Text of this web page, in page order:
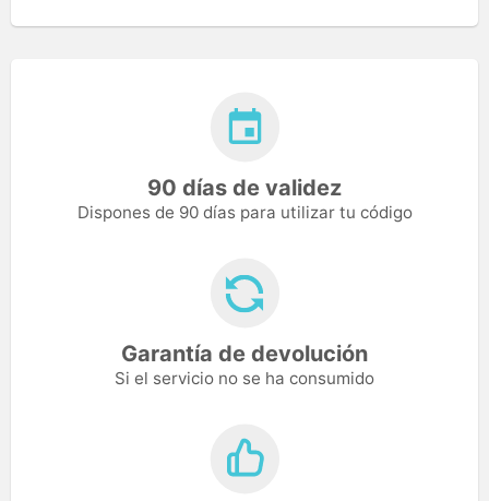
90 días de validez
Dispones de 90 días para utilizar tu código
Garantía de devolución
Si el servicio no se ha consumido